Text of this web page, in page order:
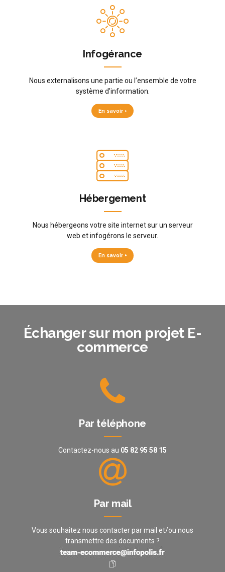
Infogérance
Nous externalisons une partie ou l’ensemble de votre
système d’information.
En savoir +
Hébergement
Nous hébergeons votre site internet sur un serveur
web et infogérons le serveur.
En savoir +
Échanger sur mon projet E-
commerce
Par téléphone
Contactez-nous au 05 82 95 58 15
Par mail
Vous souhaitez nous contacter par mail et/ou nous
transmettre des documents ?